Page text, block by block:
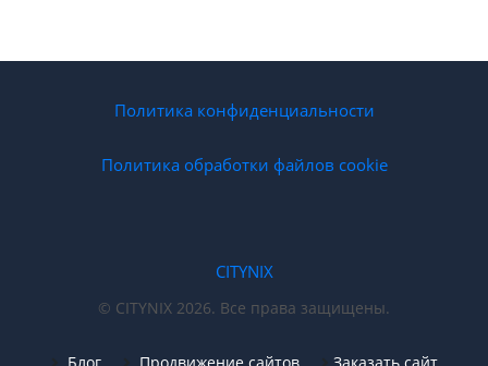
Политика конфиденциальности
Политика обработки файлов cookie
CITYNIX
© CITYNIX 2026. Все права защищены.